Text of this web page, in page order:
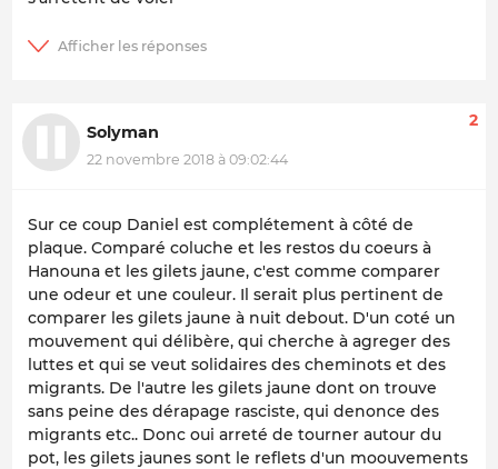
Solyman
22 novembre 2018 à 09:02:44
2
Sur ce coup Daniel est complétement à côté de
plaque. Comparé coluche et les restos du coeurs à
Hanouna et les gilets jaune, c'est comme comparer
une odeur et une couleur. Il serait plus pertinent de
comparer les gilets jaune à nuit debout. D'un coté un
mouvement qui délibère, qui cherche à agreger des
luttes et qui se veut solidaires des cheminots et des
migrants. De l'autre les gilets jaune dont on trouve
sans peine des dérapage rasciste, qui denonce des
migrants etc.. Donc oui arreté de tourner autour du
pot, les gilets jaunes sont le reflets d'un moouvements